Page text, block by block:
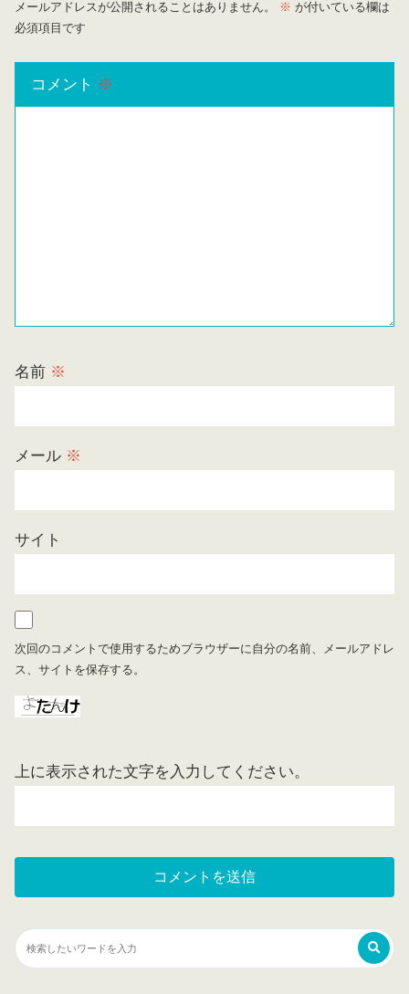
メールアドレスが公開されることはありません。 ※ が付いている欄は
必須項目です
コメント ※
名前 ※
メール ※
サイト
次回のコメントで使用するためブラウザーに自分の名前、メールアドレ
ス、サイトを保存する。
上に表示された文字を入力してください。